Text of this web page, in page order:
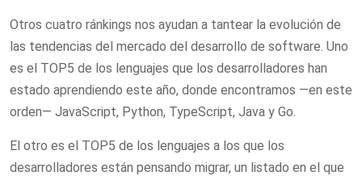
Otros cuatro ránkings nos ayudan a tantear la evolución de
las tendencias del mercado del desarrollo de software. Uno
es el TOP5 de los lenguajes que los desarrolladores han
estado aprendiendo este año, donde encontramos —en este
orden— JavaScript, Python, TypeScript, Java y Go.
El otro es el TOP5 de los lenguajes a los que los
desarrolladores están pensando migrar, un listado en el que